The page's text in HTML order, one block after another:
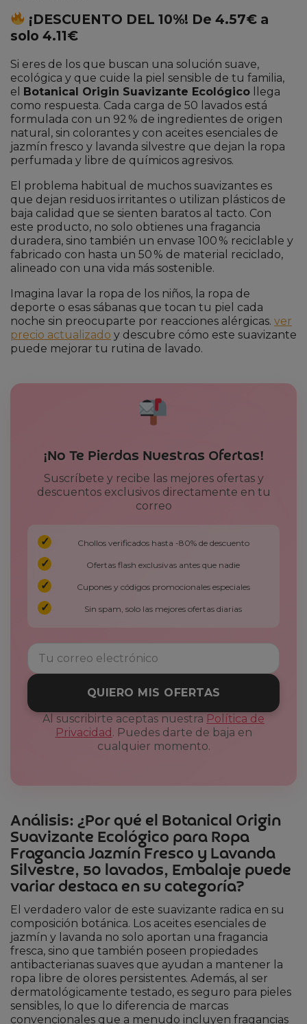
¡DESCUENTO DEL 10%! De 4.57€ a
solo 4.11€
Si eres de los que buscan una solución suave,
ecológica y que cuide la piel sensible de tu familia,
el Botanical Origin Suavizante Ecológico llega
como respuesta. Cada carga de 50 lavados está
formulada con un 92 % de ingredientes de origen
natural, sin colorantes y con aceites esenciales de
jazmín fresco y lavanda silvestre que dejan la ropa
perfumada y libre de químicos agresivos.
El problema habitual de muchos suavizantes es
que dejan residuos irritantes o utilizan plásticos de
baja calidad que se sienten baratos al tacto. Con
este producto, no solo obtienes una fragancia
duradera, sino también un envase 100 % reciclable y
fabricado con hasta un 50 % de material reciclado,
alineado con una vida más sostenible.
Imagina lavar la ropa de los niños, la ropa de
deporte o esas sábanas que tocan tu piel cada
noche sin preocuparte por reacciones alérgicas. ver
precio actualizado y descubre cómo este suavizante
puede mejorar tu rutina de lavado.
¡No Te Pierdas Nuestras Ofertas!
Suscríbete y recibe las mejores ofertas y
descuentos exclusivos directamente en tu
correo
Chollos verificados hasta -80% de descuento
Ofertas flash exclusivas antes que nadie
Cupones y códigos promocionales especiales
Sin spam, solo las mejores ofertas diarias
QUIERO MIS OFERTAS
Al suscribirte aceptas nuestra Política de
Privacidad . Puedes darte de baja en
cualquier momento.
Análisis: ¿Por qué el Botanical Origin
Suavizante Ecológico para Ropa
Fragancia Jazmín Fresco y Lavanda
Silvestre, 50 lavados, Embalaje puede
variar destaca en su categoría?
El verdadero valor de este suavizante radica en su
composición botánica. Los aceites esenciales de
jazmín y lavanda no solo aportan una fragancia
fresca, sino que también poseen propiedades
antibacterianas suaves que ayudan a mantener la
ropa libre de olores persistentes. Además, al ser
dermatológicamente testado, es seguro para pieles
sensibles, lo que lo diferencia de marcas
convencionales que a menudo incluyen fragancias